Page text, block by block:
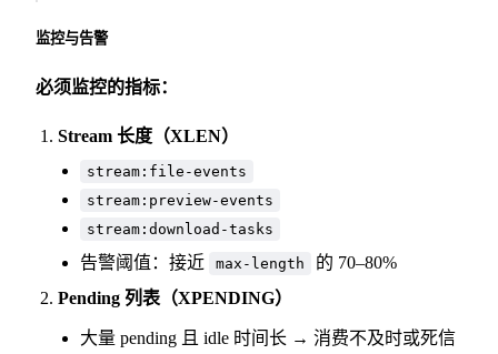
监控与告警
必须监控的指标：
Stream 长度（XLEN）
stream:file-events
stream:preview-events
stream:download-tasks
告警阈值：接近 max-length
的 70–80%
Pending 列表（XPENDING）
大量 pending 且 idle 时间长 → 消费不及时或死信